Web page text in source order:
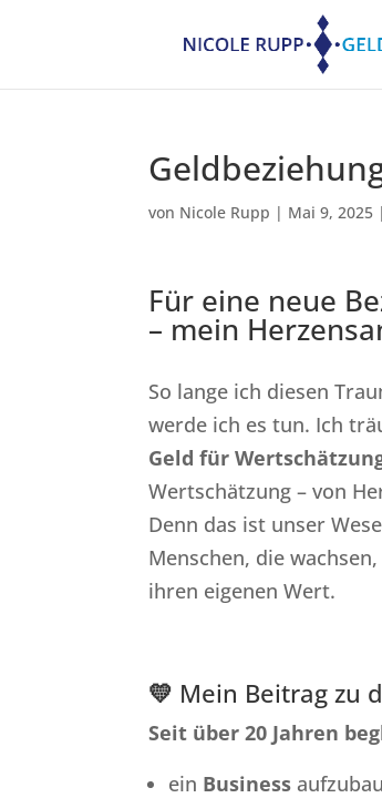
von Nicole Rupp | Mai 9, 2025 |
Für eine neue
– mein
So lange ich diesen
werde ich es tun. Ich
Geld für
Wertschätzung – von
Denn das ist unser
Menschen, die
ihren eigenen Wert.
💛 Mein Beitrag zu
Seit über 20 Jahren
ein Business